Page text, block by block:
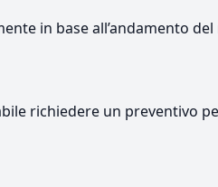
in base all’andamento
richiedere un preventivo